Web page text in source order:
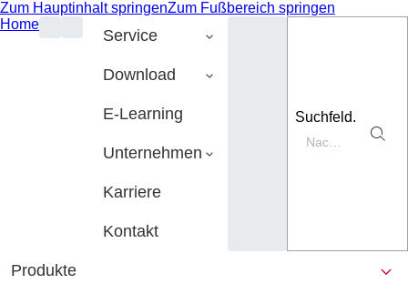
Zum Hauptinhalt springenZum Fußbereich springen
Home
Service
Download
E-Learning
Unternehmen
Karriere
Kontakt
Suchfeld.
Produkte